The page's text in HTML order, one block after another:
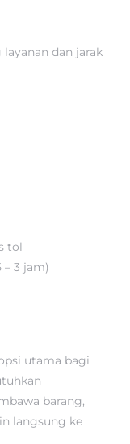
layanan dan jarak
tol
3 jam)
utama bagi
barang,
langsung ke